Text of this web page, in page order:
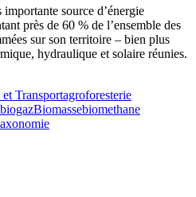
source d’énergie
près de 60 % de l’ensemble des
sur son territoire – bien plus
hydraulique et solaire réunies.
Transportagroforesterie
biogazBiomassebiomethane